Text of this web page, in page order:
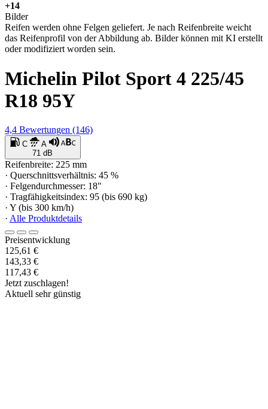
+14
Bilder
Reifen werden ohne Felgen geliefert. Je nach Reifenbreite weicht
das Reifenprofil von der Abbildung ab. Bilder können mit KI erstellt
oder modifiziert worden sein.
Michelin Pilot Sport 4 225/45
R18 95Y
4,4 Bewertungen (146)
C
A
71 dB
Reifenbreite: 225 mm
· Querschnittsverhältnis: 45 %
· Felgendurchmesser: 18"
· Tragfähigkeitsindex: 95 (bis 690 kg)
· Y (bis 300 km/h)
· Alle Produktdetails
Preisentwicklung
125,61 €
143,33 €
117,43 €
Jetzt zuschlagen!
Aktuell sehr günstig